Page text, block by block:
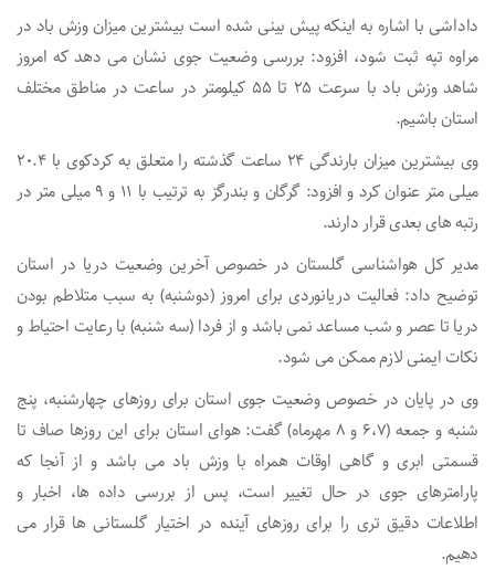
داداشی با اشاره به اینکه پیش بینی شده است بیشترین میزان وزش باد در
مراوه تپه ثبت شود، افزود: بررسی وضعیت جوی نشان می دهد که امروز
شاهد وزش باد با سرعت ۲۵ تا ۵۵ کیلومتر در ساعت در مناطق مختلف
استان باشیم.
وی بیشترین میزان بارندگی ۲۴ ساعت گذشته را متعلق به کردکوی با ۲۰.۴
میلی متر عنوان کرد و افزود: گرگان و بندرگز به ترتیب با ۱۱ و ۹ میلی متر در
رتبه های بعدی قرار دارند.
مدیر کل هواشناسی گلستان در خصوص آخرین وضعیت دریا در استان
توضیح داد: فعالیت دریانوردی برای امروز (دوشنبه) به سبب متلاطم بودن
دریا تا عصر و شب مساعد نمی باشد و از فردا (سه شنبه) با رعایت احتیاط و
نکات ایمنی لازم ممکن می شود.
وی در پایان در خصوص وضعیت جوی استان برای روزهای چهارشنبه، پنج
شنبه و جمعه (۶،۷ و ۸ مهرماه) گفت: هوای استان برای این روزها صاف تا
قسمتی ابری و گاهی اوقات همراه با وزش باد می باشد و از آنجا که
پارامترهای جوی در حال تغییر است، پس از بررسی داده ها، اخبار و
اطلاعات دقیق تری را برای روزهای آینده در اختیار گلستانی ها قرار می
دهیم.